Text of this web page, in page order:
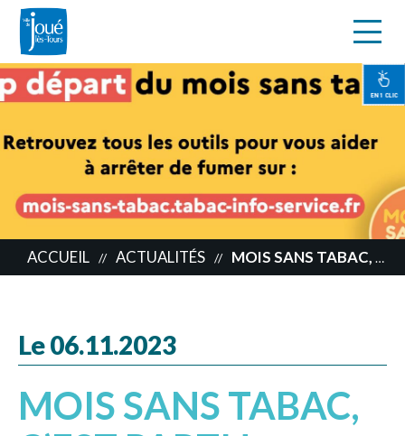
Aller
au
contenu
EN 1 CLIC
ACCUEIL // ACTUALITÉS // MOIS SANS TABAC, C’EST PARTI !
Le 06.11.2023
MOIS SANS TABAC,